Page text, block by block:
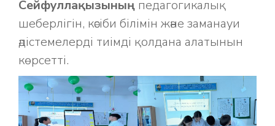
Сейфуллақызының педагогикалық
шеберлігін, кәсіби білімін және заманауи
әдістемелерді тиімді қолдана алатынын
көрсетті.